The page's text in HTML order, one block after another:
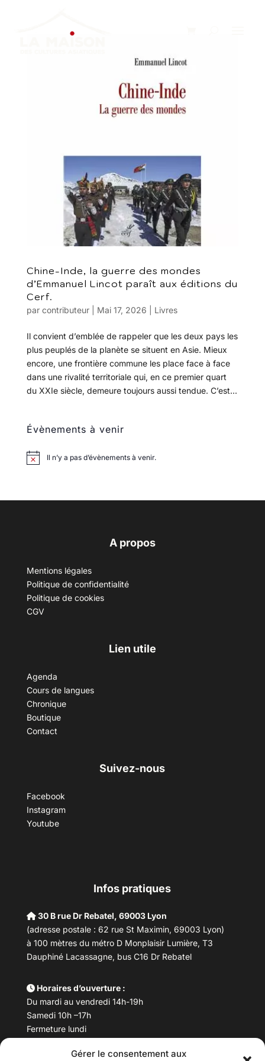
Gérer le consentement aux
Chine-Inde, la guerre des mondes
d’Emmanuel Lincot paraît aux éditions du
Cerf.
par contributeur| Mai 17, 2026 Livres
Il convient d’emblée de rappeler que les deux pays les
plus peuplés de la planète se situent en Asie. Mieux
encore, une frontière commune les place face à face
dans une rivalité territoriale qui, en ce premier quart
du XXIe siècle, demeure toujours aussi tendue. C’est...
Évènements à venir
Il n’y a pas d’évènements à venir.
A propos
Mentions légales
Politique de confidentialité
Politique de cookies
CGV
Lien utile
Agenda
Cours de langues
Chronique
Boutique
Contact
Suivez-nous
Facebook
Instagram
Youtube
Infos pratiques
30 B rue Dr Rebatel, 69003 Lyon
(adresse postale : 62 rue St Maximin, 69003 Lyon)
à 100 mètres du métro D Monplaisir Lumière, T3
Dauphiné Lacassagne, bus C16 Dr Rebatel
Horaires d’ouverture :
Du mardi au vendredi 14h-19h
Samedi 10h –17h
Fermeture lundi